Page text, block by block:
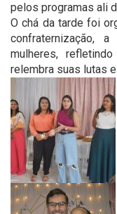
pelos programas ali
O chá da tarde foi
confraternização,
mulheres,
relembra suas lutas